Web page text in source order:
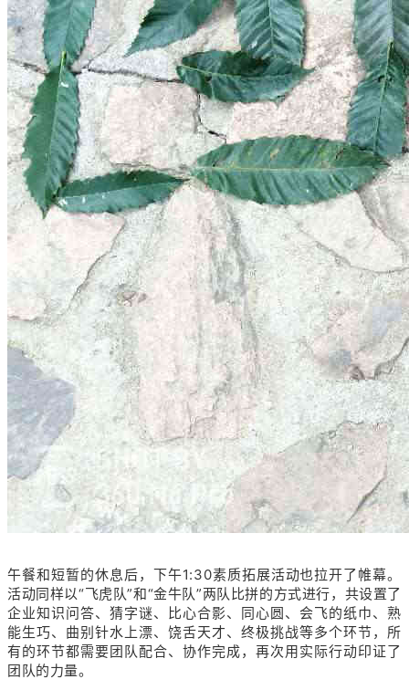
午餐和短暂的休息后，下午1:30素质拓展活动也拉开了帷幕。
活动同样以“飞虎队”和“金牛队”两队比拼的方式进行，共设置了
企业知识问答、猜字谜、比心合影、同心圆、会飞的纸巾、熟
能生巧、曲别针水上漂、饶舌天才、终极挑战等多个环节，所
有的环节都需要团队配合、协作完成，再次用实际行动印证了
团队的力量。